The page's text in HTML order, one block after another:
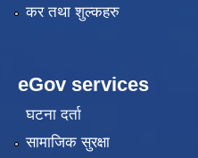
कर तथा शुल्कहरु
eGov services
घटना दर्ता
सामाजिक सुरक्षा